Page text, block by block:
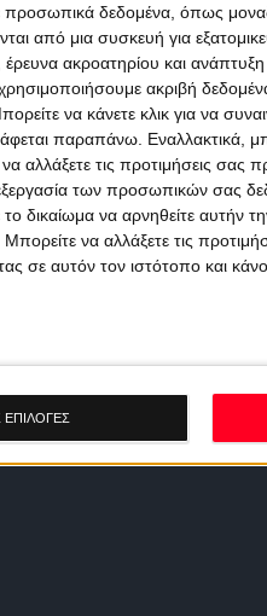
προσωπικά δεδομένα, όπως
από μια συσκευή για
έρευνα ακροατηρίου και
ακριβή
να κάνετε κλικ για να
παραπάνω. Εναλλακτικά,
αλλάξετε τις προτιμήσεις σας
των προσωπικών σας
δικαίωμα να αρνηθείτε αυτήν
να αλλάξετε τις
σε αυτόν τον ιστότοπο και
ΕΠΙΛΟΓΕΣ